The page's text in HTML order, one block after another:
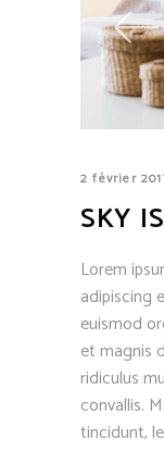
2 février
SKY
Lorem
adipiscing
euismod
et magnis
ridiculus
convallis.
tincidunt,